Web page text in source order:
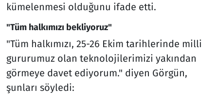
kümelenmesi olduğunu ifade etti.
"Tüm halkımızı bekliyoruz"
"Tüm halkımızı, 25-26 Ekim tarihlerinde milli
gururumuz olan teknolojilerimizi yakından
görmeye davet ediyorum." diyen Görgün,
şunları söyledi: